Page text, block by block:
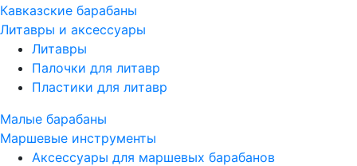
Кавказские барабаны
Литавры и аксессуары
Литавры
Палочки для литавр
Пластики для литавр
Малые барабаны
Маршевые инструменты
Аксессуары для маршевых барабанов